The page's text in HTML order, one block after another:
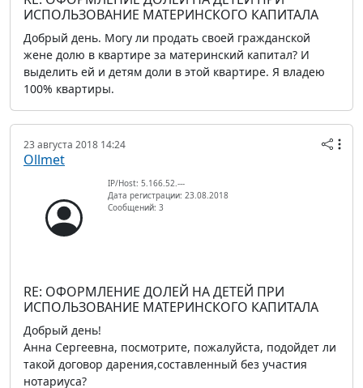
ИСПОЛЬЗОВАНИЕ МАТЕРИНСКОГО КАПИТАЛА
Добрый день. Могу ли продать своей гражданской
жене долю в квартире за материнский капитал? И
выделить ей и детям доли в этой квартире. Я владею
100% квартиры.
23 августа 2018 14:24
Ollmet
IP/Host: 5.166.52.---
Дата регистрации: 23.08.2018
Сообщений: 3
RE: ОФОРМЛЕНИЕ ДОЛЕЙ НА ДЕТЕЙ ПРИ
ИСПОЛЬЗОВАНИЕ МАТЕРИНСКОГО КАПИТАЛА
Добрый день!
Анна Сергеевна, посмотрите, пожалуйста, подойдет ли
такой договор дарения,составленный без участия
нотариуса?